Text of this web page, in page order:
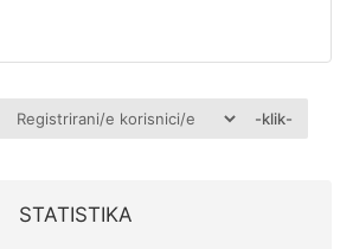
-klik-
STATISTIKA